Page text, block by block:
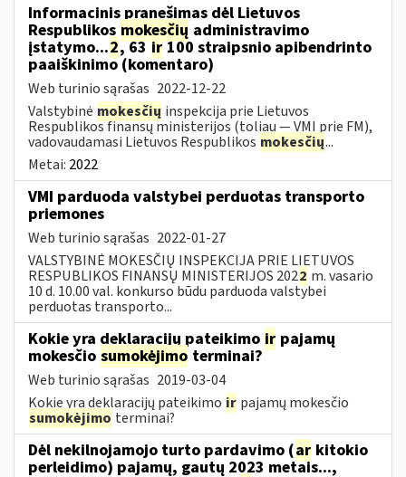
Informacinis pranešimas dėl Lietuvos
Respublikos mokesčių administravimo
įstatymo...2, 63ir100 straipsnio apibendrinto
paaiškinimo (komentaro)
Web turinio sąrašas 2022-12-22
Valstybinė mokesčių inspekcija prie Lietuvos
Respublikos finansų ministerijos (toliau — VMI prie FM),
vadovaudamasi Lietuvos Respublikos mokesčių...
Metai: 2022
VMI parduoda valstybei perduotas transporto
priemones
Web turinio sąrašas 2022-01-27
VALSTYBINĖ MOKESČIŲ INSPEKCIJA PRIE LIETUVOS
RESPUBLIKOS FINANSŲ MINISTERIJOS 2022 m. vasario
10 d. 10.00 val. konkurso būdu parduoda valstybei
perduotas transporto...
Kokie yra deklaracijų pateikimo ir pajamų
mokesčio sumokėjimo terminai?
Web turinio sąrašas 2019-03-04
Kokie yra deklaracijų pateikimo ir pajamų mokesčio
sumokėjimo terminai?
Dėl nekilnojamojo turto pardavimo (ar kitokio
perleidimo) pajamų, gautų 2023 metais...,